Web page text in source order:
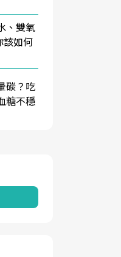
、雙氧
該如何
碳？吃
糖不穩